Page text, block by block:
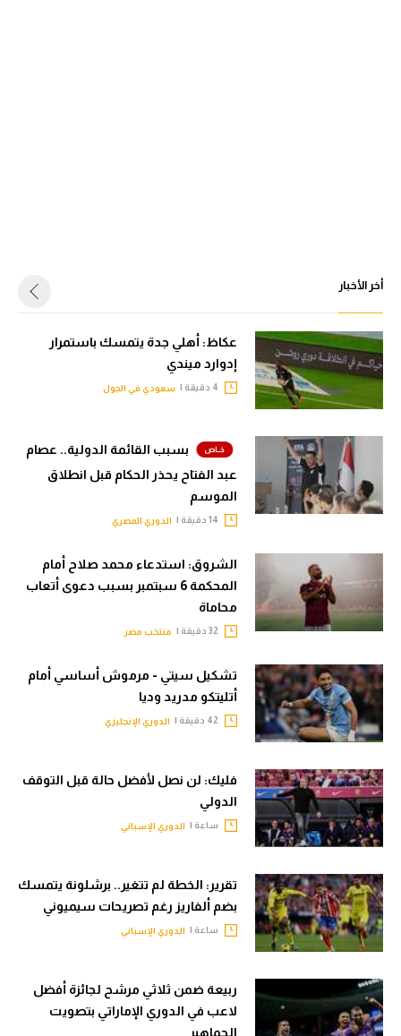
أخر الأخبار
عكاظ: أهلي جدة يتمسك باستمرار
إدوارد ميندي
سعودي في الجول
بسبب القائمة الدولية.. عصام
عبد الفتاح يحذر الحكام قبل انطلاق
الموسم
الدوري المصري
الشروق: استدعاء محمد صلاح أمام
المحكمة 6 سبتمبر بسبب دعوى أتعاب
محاماة
منتخب مصر
تشكيل سيتي - مرموش أساسي أمام
أتليتكو مدريد وديا
الدوري الإنجليزي
فليك: لن نصل لأفضل حالة قبل التوقف
الدولي
ساعة | الدوري الإسباني
تقرير: الخطة لم تتغير.. برشلونة يتمسك
بضم ألفاريز رغم تصريحات سيميوني
ساعة | الدوري الإسباني
ربيعة ضمن ثلاثي مرشح لجائزة أفضل
لاعب في الدوري الإماراتي بتصويت
الجماهير